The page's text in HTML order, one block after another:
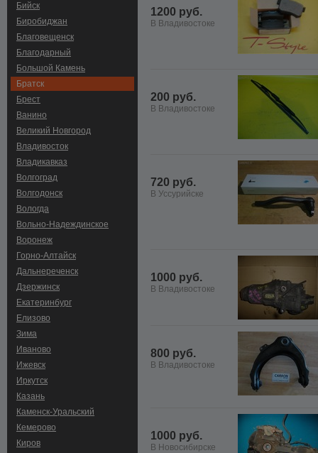
Бийск
Биробиджан
Благовещенск
Благодарный
Большой Камень
Братск
Брест
Ванино
Великий Новгород
Владивосток
Владикавказ
Волгоград
Волгодонск
Вологда
Вольно-Hадеждинское
Воронеж
Горно-Алтайск
Дальнереченск
Дзержинск
Екатеринбург
Елизово
Зима
Иваново
Ижевск
Иркутск
Казань
Каменск-Уральский
Кемерово
Киров
1200 руб.
В Владивостоке
200 руб.
В Владивостоке
720 руб.
В Уссурийске
1000 руб.
В Владивостоке
800 руб.
В Владивостоке
1000 руб.
В Новосибирске